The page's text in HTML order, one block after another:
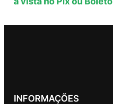
INFORMAÇÕES